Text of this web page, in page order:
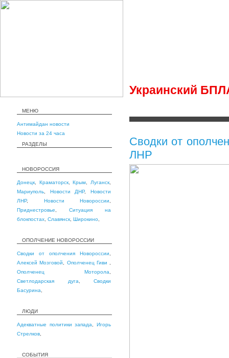
Украинский
МЕНЮ
Антимайдан новости
Новости за 24 часа
РАЗДЕЛЫ
НОВОРОССИЯ
Донецк Краматорск,Крым Луганск
Мариуполь
Новости ДНР,Новости
ЛНР, Новости Новороссии
Приднестровье
Ситуация на
блокпостах Славянск Широкино
ОПОЛЧЕНИЕ НОВОРОССИИ
Сводки от ополчения Новороссии
Алексей Мозговой
Ополченец Гиви
Ополченец Моторола
Светлодарская дуга
Сводки
Басурина
ЛЮДИ
Адекватные политики запада ,Игорь
Стрелков
СОБЫТИЯ
Сводки от
ЛНР